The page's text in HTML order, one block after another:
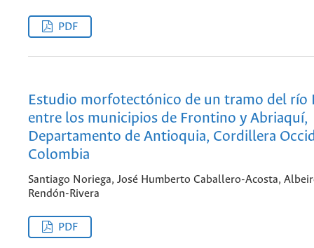
PDF
Estudio morfotectónico de un tramo del río
entre los municipios de Frontino y Abriaquí,
Departamento de Antioquia, Cordillera
Colombia
Santiago Noriega, José Humberto Caballero-Acosta,
Rendón-Rivera
PDF